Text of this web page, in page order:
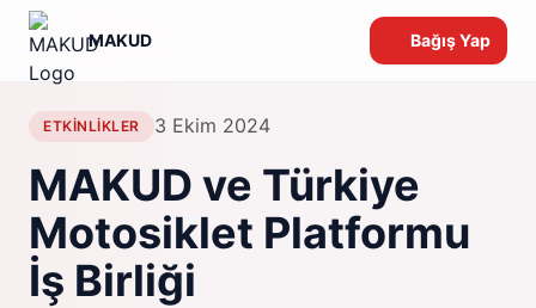
MAKUD Bağış Yap
ETKINLIKLER 3 Ekim 2024
MAKUD ve Türkiye
Motosiklet Platformu
İş Birliği